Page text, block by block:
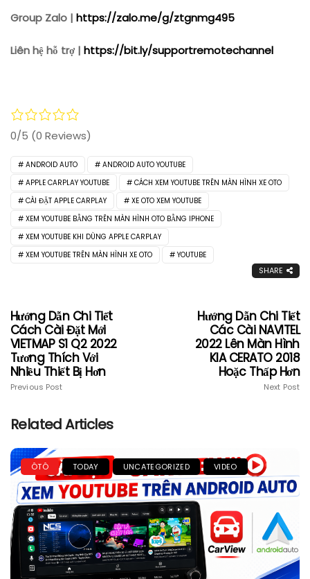
Group Zalo | https://zalo.me/g/ztgnmg495
Liên hệ hỗ trợ | https://bit.ly/supportremotechannel
0/5 (0 Reviews)
ANDROID AUTO
ANDROID AUTO YOUTUBE
APPLE CARPLAY YOUTUBE
CÁCH XEM YOUTUBE TRÊN MÀN HÌNH XE OTO
CÀI ĐẶT APPLE CARPLAY
XE OTO XEM YOUTUBE
XEM YOUTUBE BẰNG TRÊN MÀN HÌNH OTO BẰNG IPHONE
XEM YOUTUBE KHI DÙNG APPLE CARPLAY
XEM YOUTUBE TRÊN MÀN HÌNH XE OTO
YOUTUBE
SHARE
Hướng Dẫn Chi Tiết
Cách Cài Đặt Mới
VIETMAP S1 Q2 2022
Tương Thích Với
Nhiều Thiết Bị Hơn
Previous Post
Hướng Dẫn Chi Tiết
Các Cài NAVITEL
2022 Lên Màn Hình
KIA CERATO 2018
Hoặc Thấp Hơn
Next Post
Related Articles
ÔTÔ TODAY UNCATEGORIZED VIDEO